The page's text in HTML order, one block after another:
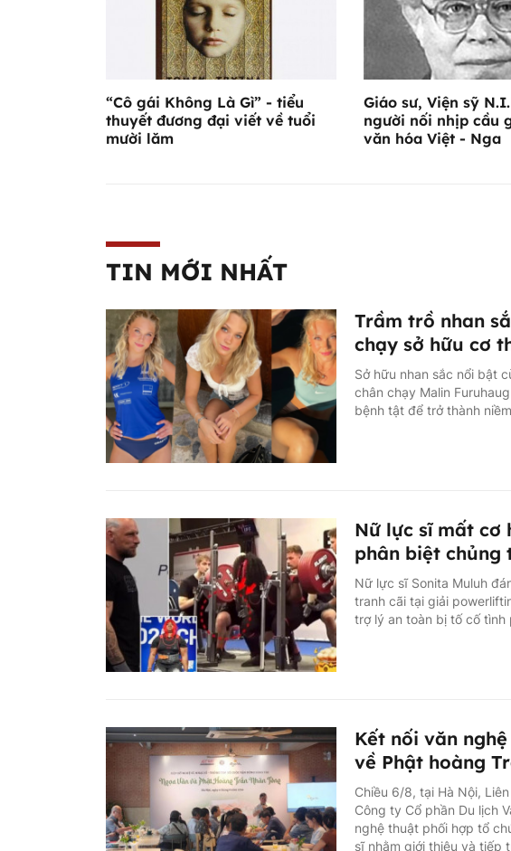
“Cô gái Không Là Gì” - tiểu
thuyết đương đại viết về tuổi
mười lăm
Giáo sư, Viện sỹ
người nối nhịp cầu
văn hóa Việt - Nga
TIN MỚI NHẤT
Trầm trồ nhan
chạy sở hữu cơ
Sở hữu nhan sắc nổi bật
chân chạy Malin
bệnh tật để trở thành
Nữ lực sĩ mất cơ
phân biệt chủng
Nữ lực sĩ Sonita Muluh
tranh cãi tại giải
trợ lý an toàn bị tố cố
Kết nối văn
về Phật hoàng
Chiều 6/8, tại Hà Nội,
Công ty Cổ phần Du lịch
nghệ thuật phối hợp tổ
sĩ nhằm giới thiệu và tiếp